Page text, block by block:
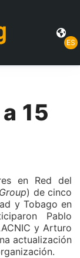
ES
15
en Red del
) de cinco
y Tobago en
Pablo
y Arturo
actualización